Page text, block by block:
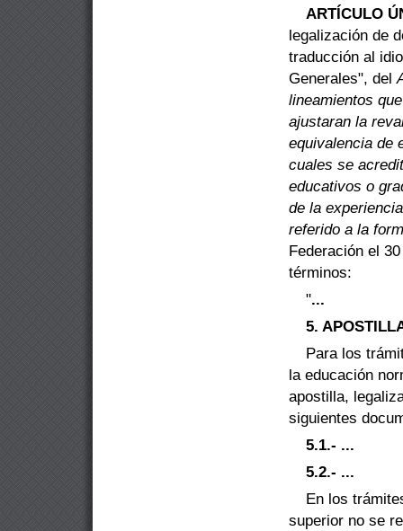
ARTÍCULO
legalización de
traducción al
Generales", del
lineamientos
ajustaran la
equivalencia de
cuales se
educativos o
de la
referido a la
Federación el
términos:
"...
5.
Para los
la educación
apostilla,
siguientes
5.1.- ...
5.2.- ...
En los
superior no se